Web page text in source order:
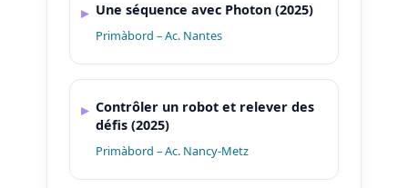
Une séquence avec Photon (2025)
Primàbord – Ac. Nantes
Contrôler un robot et relever des
défis (2025)
Primàbord – Ac. Nancy-Metz